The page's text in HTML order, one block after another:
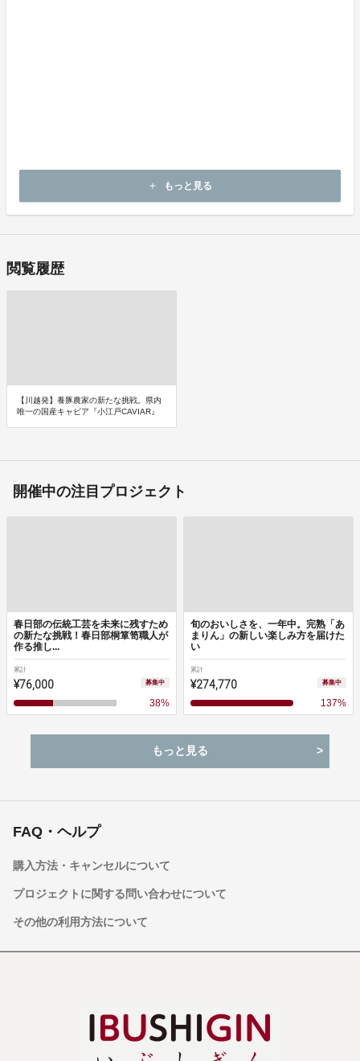
商品到着後14日以内に起案者までご連絡いただいた後、
出品者から対応方法をお客様宛にご連絡致します。
add もっと見る
閲覧履歴
【川越発】養豚農家の新たな挑戦。県内
唯一の国産キャビア『小江戸CAVIAR』
開催中の注目プロジェクト
春日部の伝統工芸を未来に残すため
の新たな挑戦！春日部桐箪笥職人が
作る推し...
累計
¥76,000 募集中
38%
旬のおいしさを、一年中。完熟「あ
まりん」の新しい楽しみ方を届けた
い
累計
¥274,770 募集中
137%
もっと見る
FAQ・ヘルプ
購入方法・キャンセルについて
プロジェクトに関する問い合わせについて
その他の利用方法について